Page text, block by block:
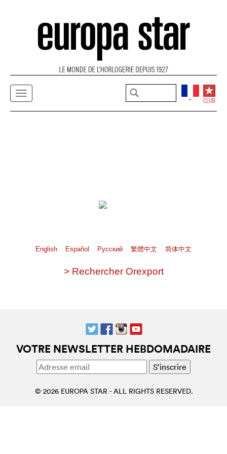
English Español Pусский 繁體中文 简体中文
> Rechercher Orexport
VOTRE NEWSLETTER HEBDOMADAIRE
© 2026 EUROPA STAR - ALL RIGHTS RESERVED.